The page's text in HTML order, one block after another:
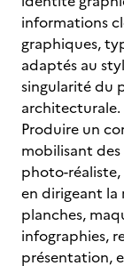
informations
graphiques,
adaptés au
singularité du
architecturale.
Produire un
mobilisant
photo-réaliste,
en dirigeant la
planches,
infographies,
présentation,